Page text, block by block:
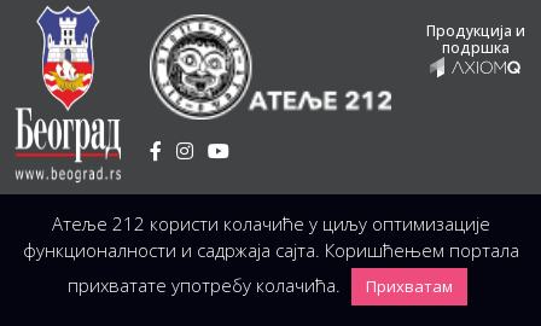
Установа Културе / Светогорска 21, 11103 Београд, Србија
Централа (управа, организација, администрација, рачуноводство, техника)
+381 11 3246 146;
+381 11 3246 147 |office@atelje212.rs
Продукција и
подршка
Сва Права Задржана © 2026 Позориште Атеља 212
Атеље 212 користи колачиће у циљу оптимизације
функционалности и садржаја сајта. Коришћењем портала
прихватате употребу колачића.
Прихватам